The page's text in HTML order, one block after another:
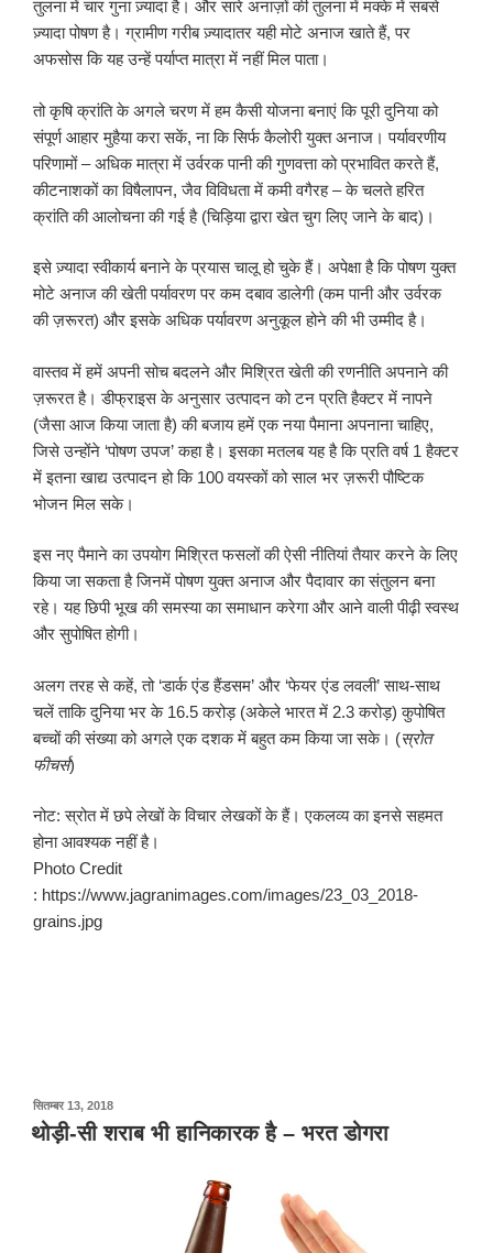
तुलना में चार गुना ज़्यादा है। और सारे अनाज़ों की तुलना में मक्के में सबसे
ज़्यादा पोषण है। ग्रामीण गरीब ज़्यादातर यही मोटे अनाज खाते हैं, पर
अफसोस कि यह उन्हें पर्याप्त मात्रा में नहीं मिल पाता।
तो कृषि क्रांति के अगले चरण में हम कैसी योजना बनाएं कि पूरी दुनिया को
संपूर्ण आहार मुहैया करा सकें, ना कि सिर्फ कैलोरी युक्त अनाज। पर्यावरणीय
परिणामों – अधिक मात्रा में उर्वरक पानी की गुणवत्ता को प्रभावित करते हैं,
कीटनाशकों का विषैलापन, जैव विविधता में कमी वगैरह – के चलते हरित
क्रांति की आलोचना की गई है (चिड़िया द्वारा खेत चुग लिए जाने के बाद)।
इसे ज़्यादा स्वीकार्य बनाने के प्रयास चालू हो चुके हैं। अपेक्षा है कि पोषण युक्त
मोटे अनाज की खेती पर्यावरण पर कम दबाव डालेगी (कम पानी और उर्वरक
की ज़रूरत) और इसके अधिक पर्यावरण अनुकूल होने की भी उम्मीद है।
वास्तव में हमें अपनी सोच बदलने और मिश्रित खेती की रणनीति अपनाने की
ज़रूरत है। डीफ्राइस के अनुसार उत्पादन को टन प्रति हैक्टर में नापने
(जैसा आज किया जाता है) की बजाय हमें एक नया पैमाना अपनाना चाहिए,
जिसे उन्होंने ‘पोषण उपज’ कहा है। इसका मतलब यह है कि प्रति वर्ष 1 हैक्टर
में इतना खाद्य उत्पादन हो कि 100 वयस्कों को साल भर ज़रूरी पौष्टिक
भोजन मिल सके।
इस नए पैमाने का उपयोग मिश्रित फसलों की ऐसी नीतियां तैयार करने के लिए
किया जा सकता है जिनमें पोषण युक्त अनाज और पैदावार का संतुलन बना
रहे। यह छिपी भूख की समस्या का समाधान करेगा और आने वाली पीढ़ी स्वस्थ
और सुपोषित होगी।
अलग तरह से कहें, तो ‘डार्क एंड हैंडसम’ और ‘फेयर एंड लवली’ साथ-साथ
चलें ताकि दुनिया भर के 16.5 करोड़ (अकेले भारत में 2.3 करोड़) कुपोषित
बच्चों की संख्या को अगले एक दशक में बहुत कम किया जा सके। (स्रोत
फीचर्स)
नोट: स्रोत में छपे लेखों के विचार लेखकों के हैं। एकलव्य का इनसे सहमत
होना आवश्यक नहीं है।
Photo Credit
: https://www.jagranimages.com/images/23_03_2018-
grains.jpg
सितम्बर 13, 2018पर
प्रकाशित
किया
थोड़ी-सी शराब भी हानिकारक है – भरत डोगरा